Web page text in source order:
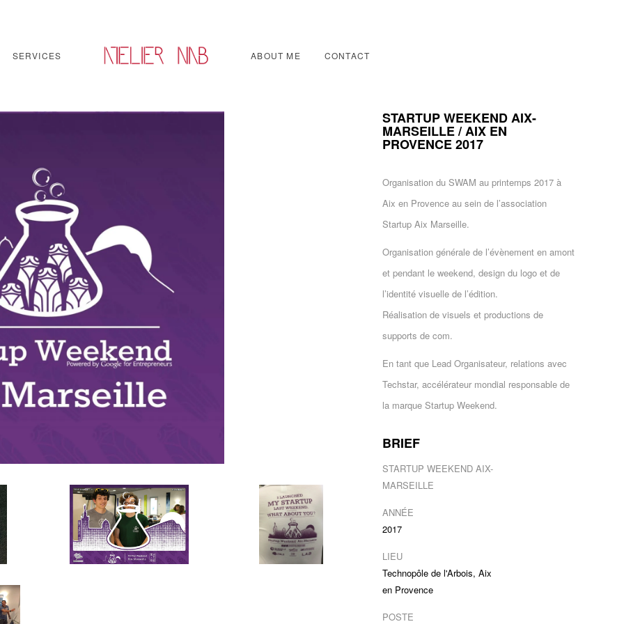
SERVICES ABOUT ME CONTACT
STARTUP WEEKEND AIX-
MARSEILLE / AIX EN
PROVENCE 2017
Organisation du SWAM au printemps 2017 à
Aix en Provence au sein de l’association
Startup Aix Marseille.
Organisation générale de l’évènement en amont
et pendant le weekend, design du logo et de
l’identité visuelle de l’édition.
Réalisation de visuels et productions de
supports de com.
En tant que Lead Organisateur, relations avec
Techstar, accélérateur mondial responsable de
la marque Startup Weekend.
BRIEF
STARTUP WEEKEND AIX-
MARSEILLE
ANNÉE
2017
LIEU
Technopôle de l'Arbois, Aix
en Provence
POSTE